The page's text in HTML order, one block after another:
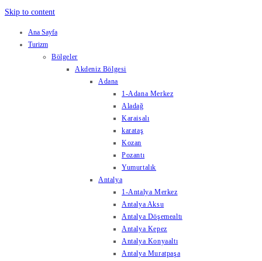
Skip to content
Ana Sayfa
Turizm
Bölgeler
Akdeniz Bölgesi
Adana
1-Adana Merkez
Aladağ
Karaisalı
karataş
Kozan
Pozantı
Yumurtalık
Antalya
1-Antalya Merkez
Antalya Aksu
Antalya Döşemealtı
Antalya Kepez
Antalya Konyaaltı
Antalya Muratpaşa